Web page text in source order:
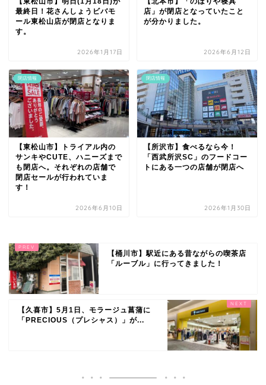
最終日！花さんしょうビバモ
ール東松山店が閉店となりま
す。
2026年1月17日
店」が閉店となっていたこと
が分かりました。
2026年6月12日
閉店情報
【東松山市】トライアル内の
サンキやCUTE、ハニーズまで
も閉店へ。それぞれの店舗で
閉店セールが行われていま
す！
2026年6月10日
閉店情報
【所沢市】食べるなら今！
「西武所沢SC」のフードコー
トにある一つの店舗が閉店へ
2026年1月30日
【桶川市】駅近にある昔ながらの喫茶店
「ルーブル」に行ってきました！
【久喜市】5月1日、モラージュ菖蒲に
「PRECIOUS（プレシャス）」が...